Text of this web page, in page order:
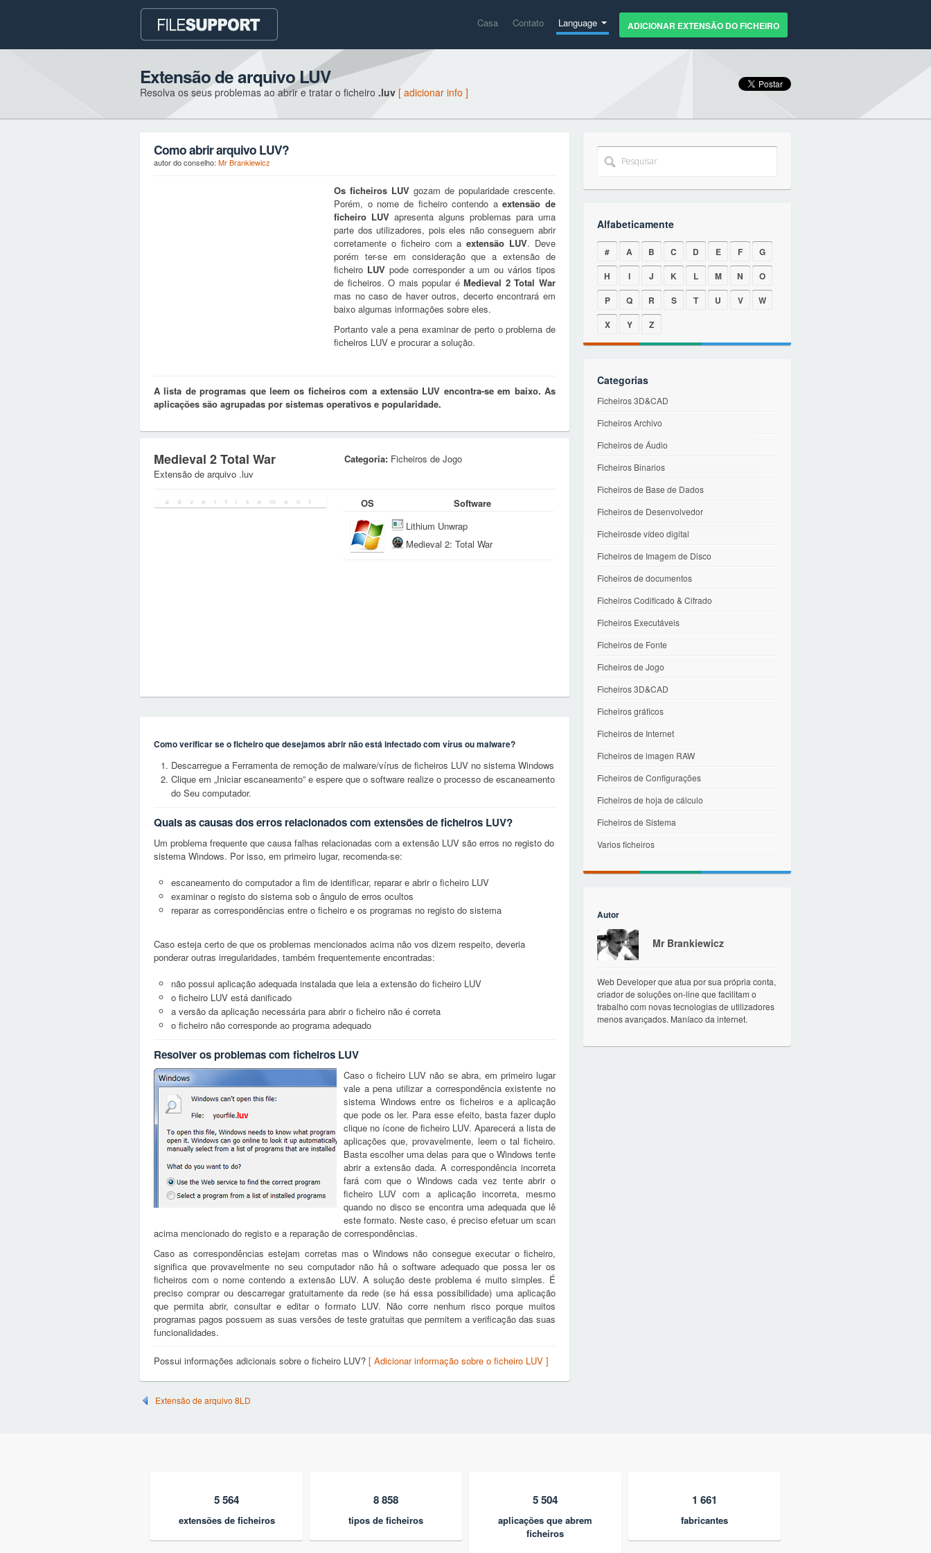
Casa Contato Language ADICIONAR EXTENSÃO DO FICHEIRO
Extensão de arquivo LUV
Resolva os seus problemas ao abrir e tratar o ficheiro .luv [ adicionar info ]
Como abrir arquivo LUV?
autor do conselho: Mr Brankiewicz
Os ficheiros LUV gozam de popularidade crescente.
Porém, o nome de ficheiro contendo aextensão de
ficheiro LUV apresenta alguns problemas para uma
parte dos utilizadores, pois eles não conseguem abrir
corretamente o ficheiro com aextensão LUV. Deve
porém ter-se em consideração que a extensão de
ficheiro LUVpode corresponder a um ou vários tipos
de ficheiros. O mais popular éMedieval 2 Total War
mas no caso de haver outros, decerto encontrará em
baixo algumas informações sobre eles.
Portanto vale a pena examinar de perto o problema de
ficheiros LUV e procurar a solução.
A lista de programas que leem os ficheiros com a extensão LUV encontra-se em baixo. As
aplicações são agrupadas por sistemas operativos e popularidade.
Medieval 2 Total War
Extensão de arquivo .luv
Categoria: Ficheiros de Jogo
OS
Software
Lithium Unwrap
Medieval 2: Total War
Como verificar se o ficheiro que desejamos abrir não está infectado com vírus ou malware?
Descarregue a Ferramenta de remoção de malware/vírus de ficheiros LUV no sistema Windows
Clique em „Iniciar escaneamento” e espere que o software realize o processo de escaneamento
do Seu computador.
Quais as causas dos erros relacionados com extensões de ficheiros LUV?
Um problema frequente que causa falhas relacionadas com a extensão LUV são erros no registo do
sistema Windows. Por isso, em primeiro lugar, recomenda-se:
escaneamento do computador a fim de identificar, reparar e abrir o ficheiro LUV
examinar o registo do sistema sob o ângulo de erros ocultos
reparar as correspondências entre o ficheiro e os programas no registo do sistema
Caso esteja certo de que os problemas mencionados acima não vos dizem respeito, deveria
ponderar outras irregularidades, também frequentemente encontradas:
não possui aplicação adequada instalada que leia a extensão do ficheiro LUV
o ficheiro LUV está danificado
a versão da aplicação necessária para abrir o ficheiro não é correta
o ficheiro não corresponde ao programa adequado
Resolver os problemas com ficheiros LUV
luv
Caso o ficheiro LUV não se abra, em primeiro lugar
vale a pena utilizar a correspondência existente no
sistema Windows entre os ficheiros e a aplicação
que pode os ler. Para esse efeito, basta fazer duplo
clique no ícone de ficheiro LUV. Aparecerá a lista de
aplicações que, provavelmente, leem o tal ficheiro.
Basta escolher uma delas para que o Windows tente
abrir a extensão dada. A correspondência incorreta
fará com que o Windows cada vez tente abrir o
ficheiro LUV com a aplicação incorreta, mesmo
quando no disco se encontra uma adequada que lê
este formato. Neste caso, é preciso efetuar um scan
acima mencionado do registo e a reparação de correspondências.
Caso as correspondências estejam corretas mas o Windows não consegue executar o ficheiro,
significa que provavelmente no seu computador não hâ o software adequado que possa ler os
ficheiros com o nome contendo a extensão LUV. A solução deste problema é muito simples. É
preciso comprar ou descarregar gratuitamente da rede (se há essa possibilidade) uma aplicação
que permita abrir, consultar e editar o formato LUV. Não corre nenhum risco porque muitos
programas pagos possuem as suas versões de teste gratuitas que permitem a verificação das suas
funcionalidades.
Possui informações adicionais sobre o ficheiro LUV? [ Adicionar informação sobre o ficheiro LUV ]
Extensão de arquivo 8LD
Alfabeticamente
# A B C D E F
G
H
I J K L M N
O
P
Q R S T U V
W
X
Y Z
Categorias
Ficheiros 3D&CAD
Ficheiros Archivo
Ficheiros de Áudio
Ficheiros Binarios
Ficheiros de Base de Dados
Ficheiros de Desenvolvedor
Ficheirosde vídeo digital
Ficheiros de Imagem de Disco
Ficheiros de documentos
Ficheiros Codificado & Cifrado
Ficheiros Executáveis
Ficheiros de Fonte
Ficheiros de Jogo
Ficheiros 3D&CAD
Ficheiros gráficos
Ficheiros de Internet
Ficheiros de imagen RAW
Ficheiros de Configurações
Ficheiros de hoja de cálculo
Ficheiros de Sistema
Varios ficheiros
Autor
Mr Brankiewicz
Web Developer que atua por sua própria conta,
criador de soluções on-line que facilitam o
trabalho com novas tecnologias de utilizadores
menos avançados. Maníaco da internet.
5 564
extensões de ficheiros
8 858
tipos de ficheiros
5 504
aplicações que abrem
ficheiros
1 661
fabricantes